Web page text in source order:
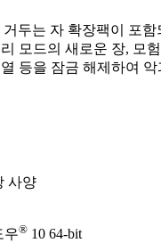
두는 자 확장팩이 포함
모드의 새로운 장, 모험
등을 잠금 해제하여 악
사양
우® 10 64-bit